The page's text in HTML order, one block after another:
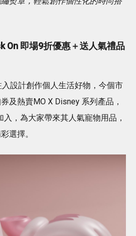
On 即場9折優惠＋送人氣禮品
設計創作個人生活好物，今個市
及熱賣MO X Disney 系列產品，
，為大家帶來其人氣寵物用品，
選擇。